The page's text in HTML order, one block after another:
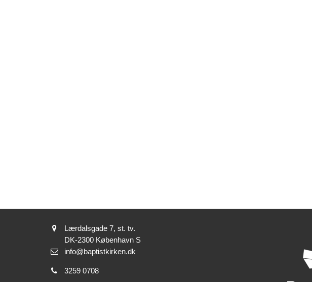
Adresse:
Lærdalsgade 7, st. tv.
Adresse:
DK-2300 København S
Send
info@baptistkirken.dk
Tlf.:
3259 0708